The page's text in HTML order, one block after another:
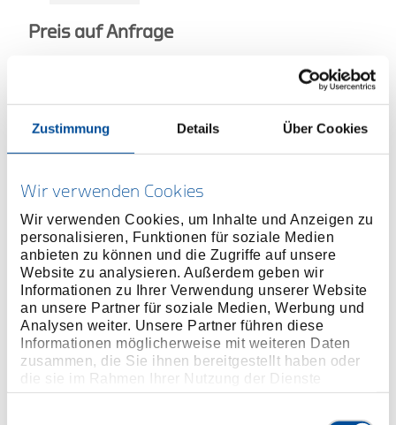
Zustimmung Details Über Cookies
Wir verwenden Cookies
Wir verwenden Cookies, um Inhalte und Anzeigen zu
personalisieren, Funktionen für soziale Medien
anbieten zu können und die Zugriffe auf unsere
Website zu analysieren. Außerdem geben wir
Informationen zu Ihrer Verwendung unserer Website
an unsere Partner für soziale Medien, Werbung und
Analysen weiter. Unsere Partner führen diese
Informationen möglicherweise mit weiteren Daten
zusammen, die Sie ihnen bereitgestellt haben oder
die sie im Rahmen Ihrer Nutzung der Dienste
gesammelt haben. Unsere vollständige
Preis auf Anfrage
ONLINE KAUFEN
HÄNDLER FINDEN
Produktlinie EAN4010886677001
Produktbeschreibung
Mit PVC-Griff
Ausführung nach DIN 7261 Form F
Abmessungen und Gewichte